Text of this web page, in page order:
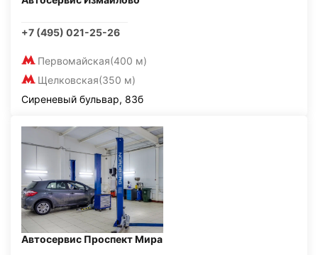
+7 (495) 021-25-26
Первомайская(400 м)
Щелковская(350 м)
Сиреневый бульвар, 83б
Автосервис Проспект Мира